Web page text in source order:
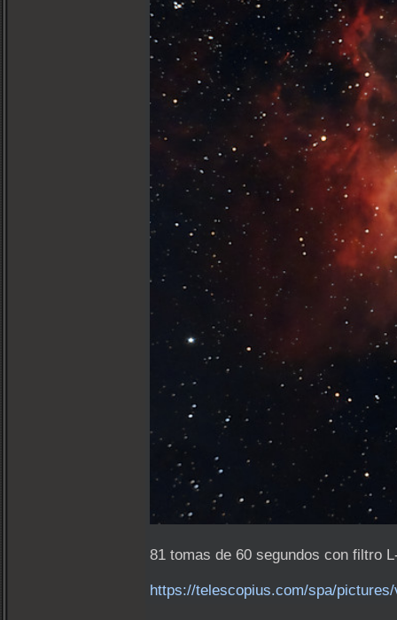
81 tomas de 60 segundos con filtro
https://telescopius.com/spa/